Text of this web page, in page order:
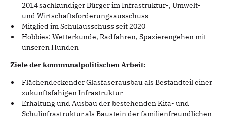
2014 sachkundiger Bürger im Infrastruktur-, Umwelt-
und Wirtschaftsförderungsausschuss
Mitglied im Schulausschuss seit 2020
Hobbies: Wetterkunde, Radfahren, Spazierengehen mit
unseren Hunden
Ziele der kommunalpolitischen Arbeit:
Flächendeckender Glasfaserausbau als Bestandteil einer
zukunftsfähigen Infrastruktur
Erhaltung und Ausbau der bestehenden Kita- und
Schulinfrastruktur als Baustein der familienfreundlichen